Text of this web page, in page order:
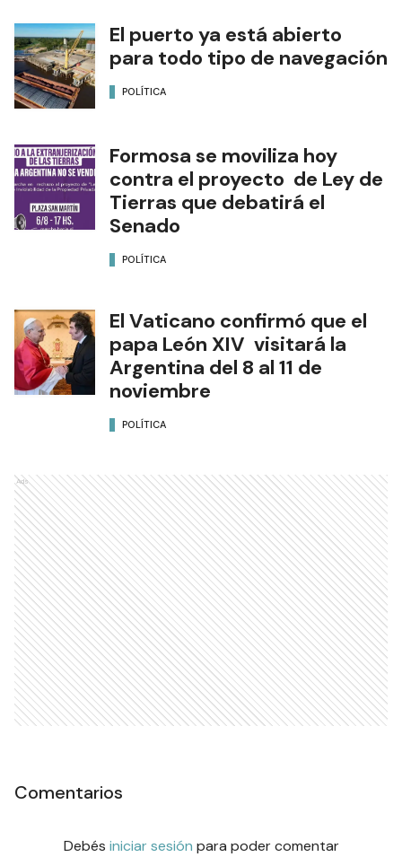
El puerto ya está abierto
para todo tipo de navegación
POLÍTICA
Formosa se moviliza hoy
contra el proyecto de Ley de
Tierras que debatirá el
Senado
POLÍTICA
El Vaticano confirmó que el
papa León XIV visitará la
Argentina del 8 al 11 de
noviembre
POLÍTICA
Ads
Comentarios
Debés iniciar sesión para poder comentar